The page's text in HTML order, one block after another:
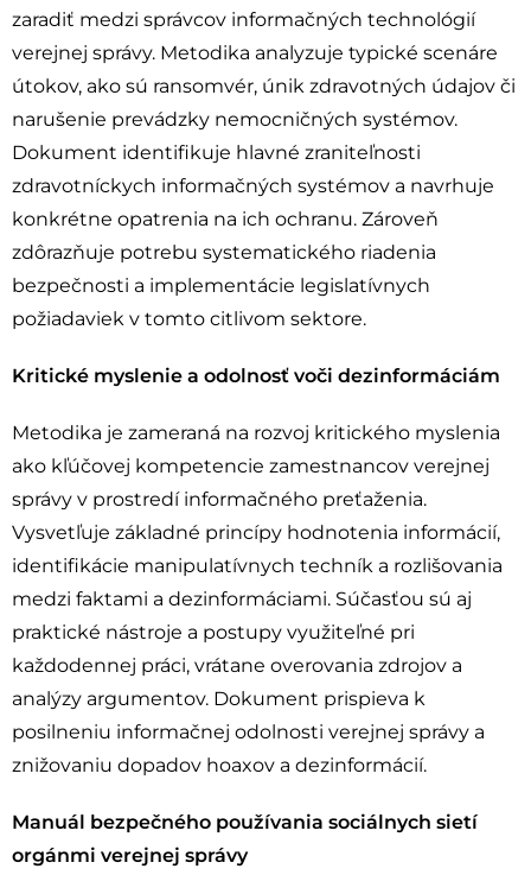
zaradiť medzi správcov informačných technológií
verejnej správy. Metodika analyzuje typické scenáre
útokov, ako sú ransomvér, únik zdravotných údajov či
narušenie prevádzky nemocničných systémov.
Dokument identifikuje hlavné zraniteľnosti
zdravotníckych informačných systémov a navrhuje
konkrétne opatrenia na ich ochranu. Zároveň
zdôrazňuje potrebu systematického riadenia
bezpečnosti a implementácie legislatívnych
požiadaviek v tomto citlivom sektore.
Kritické myslenie a odolnosť voči dezinformáciám
Metodika je zameraná na rozvoj kritického myslenia
ako kľúčovej kompetencie zamestnancov verejnej
správy v prostredí informačného preťaženia.
Vysvetľuje základné princípy hodnotenia informácií,
identifikácie manipulatívnych techník a rozlišovania
medzi faktami a dezinformáciami. Súčasťou sú aj
praktické nástroje a postupy využiteľné pri
každodennej práci, vrátane overovania zdrojov a
analýzy argumentov. Dokument prispieva k
posilneniu informačnej odolnosti verejnej správy a
znižovaniu dopadov hoaxov a dezinformácií.
Manuál bezpečného používania sociálnych sietí
orgánmi verejnej správy